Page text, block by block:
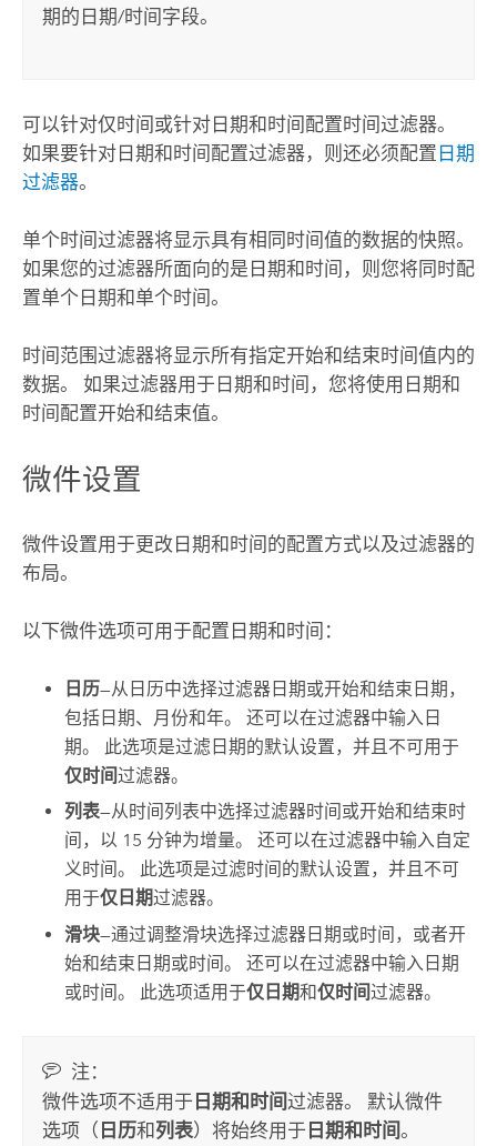
期的日期/时间字段。
可以针对仅时间或针对日期和时间配置时间过滤器。
如果要针对日期和时间配置过滤器，则还必须配置 日期
过滤器。
单个时间过滤器将显示具有相同时间值的数据的快照。
如果您的过滤器所面向的是日期和时间，则您将同时配
置单个日期和单个时间。
时间范围过滤器将显示所有指定开始和结束时间值内的
数据。 如果过滤器用于日期和时间，您将使用日期和
时间配置开始和结束值。
微件设置
微件设置用于更改日期和时间的配置方式以及过滤器的
布局。
以下微件选项可用于配置日期和时间：
日历—从日历中选择过滤器日期或开始和结束日期，
包括日期、月份和年。 还可以在过滤器中输入日
期。 此选项是过滤日期的默认设置，并且不可用于
仅时间过滤器。
列表—从时间列表中选择过滤器时间或开始和结束时
间，以 15 分钟为增量。 还可以在过滤器中输入自定
义时间。 此选项是过滤时间的默认设置，并且不可
用于仅日期过滤器。
滑块—通过调整滑块选择过滤器日期或时间，或者开
始和结束日期或时间。 还可以在过滤器中输入日期
或时间。 此选项适用于仅日期和仅时间过滤器。
注：
微件选项不适用于 日期和时间过滤器。 默认微件
选项（ 日历和列表）将始终用于 日期和时间。